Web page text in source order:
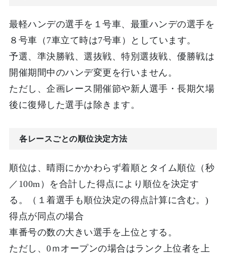
最軽ハンデの選手を１号車、最重ハンデの選手を
８号車（7車立て時は7号車）としています。
予選、準決勝戦、選抜戦、特別選抜戦、優勝戦は
開催期間中のハンデ変更を行いません。
ただし、企画レース開催節や新人選手・長期欠場
後に復帰した選手は除きます。
各レースごとの順位決定方法
順位は、晴雨にかかわらず着順とタイム順位（秒
／100m）を合計した得点により順位を決定す
る。（１着選手も順位決定の得点計算に含む。)
得点が同点の場合
車番号の数の大きい選手を上位とする。
ただし、0ｍオープンの場合はランク上位者を上